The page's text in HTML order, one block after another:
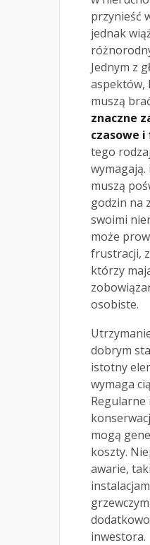
przynieść
jednak
Jednym z
aspektów,
muszą
znaczne
czasowe
tego
muszą
godzin na
swoimi
może
frustracji,
którzy
osobiste.
dobrym
istotny
wymaga
Regularne
mogą
koszty.
awarie,
inwestora.